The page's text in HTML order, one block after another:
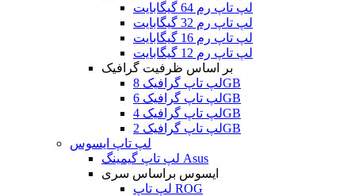
لپ تاپ رم 64 گیگابایت
لپ تاپ رم 32 گیگابایت
لپ تاپ رم 16 گیگابایت
لپ تاپ رم 12 گیگابایت
بر اساس ظرفیت گرافیک
لپ تاپ گرافیک 8GB
لپ تاپ گرافیک 6GB
لپ تاپ گرافیک 4GB
لپ تاپ گرافیک 2GB
لپ تاپ ایسوس
لپ تاپ گیمینگ Asus
ایسوس براساس سری
لپ تاپ ROG